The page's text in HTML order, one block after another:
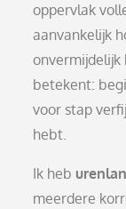
oppervlak
aanvankelijk
onvermijdelijk
betekent:
voor stap
hebt.
Ik heb
meerdere